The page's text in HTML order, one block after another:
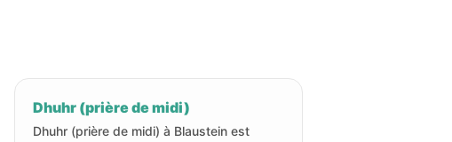
Dhuhr (prière de midi)
Dhuhr (prière de midi) à Blaustein est